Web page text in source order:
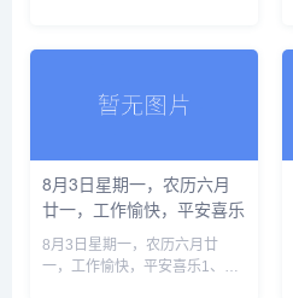
8月3日星期一，农历六月
廿一，工作愉快，平安喜乐
8月3日星期一，农历六月廿
一，工作愉快，平安喜乐1、中